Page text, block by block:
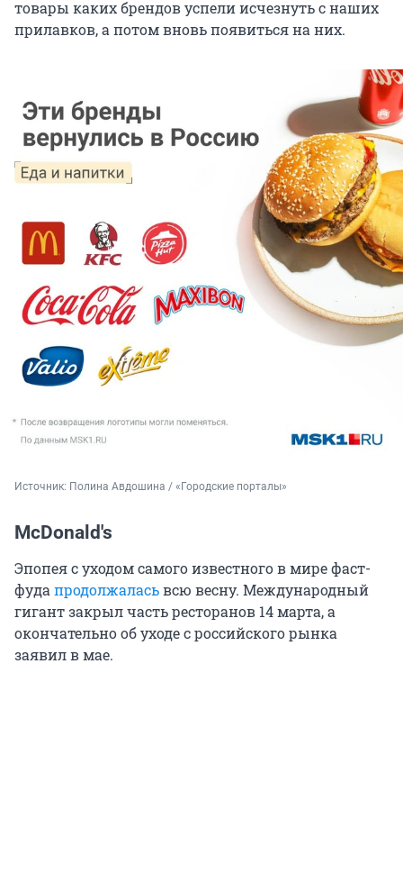
товары каких брендов успели исчезнуть с наших
прилавков, а потом вновь появиться на них.
Источник: Полина Авдошина / «Городские порталы»
McDonald's
Эпопея с уходом самого известного в мире фаст-
фудапродолжаласьвсю весну. Международный
гигант закрыл часть ресторанов 14 марта, а
окончательно об уходе с российского рынка
заявил в мае.